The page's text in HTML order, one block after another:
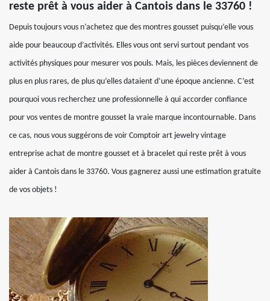
reste prêt à vous aider à Cantois dans le 33760 !
Depuis toujours vous n’achetez que des montres gousset puisqu’elle vous
aide pour beaucoup d’activités. Elles vous ont servi surtout pendant vos
activités physiques pour mesurer vos pouls. Mais, les pièces deviennent de
plus en plus rares, de plus qu’elles dataient d’une époque ancienne. C’est
pourquoi vous recherchez une professionnelle à qui accorder confiance
pour vos ventes de montre gousset la vraie marque incontournable. Dans
ce cas, nous vous suggérons de voir Comptoir art jewelry vintage
entreprise achat de montre gousset et à bracelet qui reste prêt à vous
aider à Cantois dans le 33760. Vous gagnerez aussi une estimation gratuite
de vos objets !